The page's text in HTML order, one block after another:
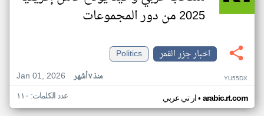
2025 من دور المجموعات
اخبار جزر القمر
Politics
Jan 01, 2026
منذ ٧ أشهر YU55DX
ار تي عربي• arabic.rt.com عدد الكلمات: ١١٠